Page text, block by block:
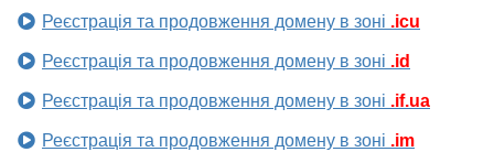
Реєстрація та продовження домену в зоні .icu
Реєстрація та продовження домену в зоні .id
Реєстрація та продовження домену в зоні .if.ua
Реєстрація та продовження домену в зоні .im